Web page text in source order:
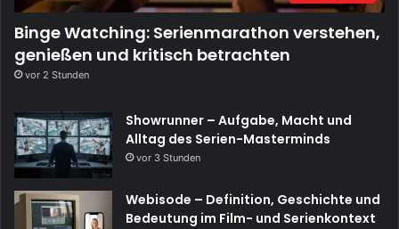
Binge Watching: Serienmarathon verstehen,
genießen und kritisch betrachten
vor 2 Stunden
Showrunner – Aufgabe, Macht und
Alltag des Serien-Masterminds
vor 3 Stunden
Webisode – Definition, Geschichte und
Bedeutung im Film- und Serienkontext